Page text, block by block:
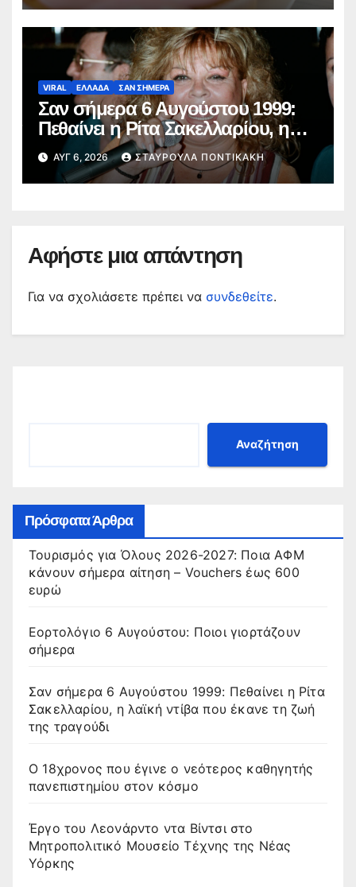
VIRAL ΕΛΛΑΔΑ ΣΑΝ ΣΗΜΕΡΑ
Σαν σήμερα 6 Αυγούστου 1999:
Πεθαίνει η Ρίτα Σακελλαρίου, η
λαϊκή ντίβα που έκανε τη ζωή της
τραγούδι
ΑΥΓ 6, 2026 ΣΤΑΥΡΟΎΛΑ ΠΟΝΤΙΚΆΚΗ
Αφήστε μια απάντηση
Για να σχολιάσετε πρέπει να συνδεθείτε.
Αναζήτηση
Πρόσφατα Άρθρα
Τουρισμός για Όλους 2026-2027: Ποια ΑΦΜ
κάνουν σήμερα αίτηση – Vouchers έως 600
ευρώ
Εορτολόγιο 6 Αυγούστου: Ποιοι γιορτάζουν
σήμερα
Σαν σήμερα 6 Αυγούστου 1999: Πεθαίνει η Ρίτα
Σακελλαρίου, η λαϊκή ντίβα που έκανε τη ζωή
της τραγούδι
Ο 18χρονος που έγινε ο νεότερος καθηγητής
πανεπιστημίου στον κόσμο
Έργο του Λεονάρντο ντα Βίντσι στο
Μητροπολιτικό Μουσείο Τέχνης της Νέας
Υόρκης